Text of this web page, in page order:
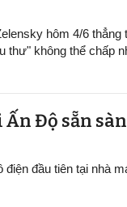
hôm 4/6
thư" không thể chấp
Độ sẵn
đầu tiên tại nhà